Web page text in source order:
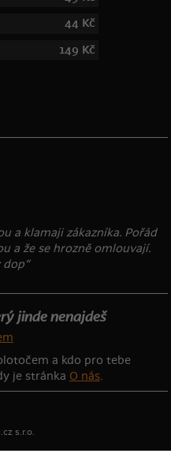
44 Kč
149 Kč
a klamaji zákazníka. Pořád
a že se hrozně omlouvají.
jinde nenajdeš
a kdo pro tebe
je stránka O nás.
s.r.o.